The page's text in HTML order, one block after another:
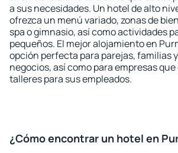
a sus necesidades. Un hotel de alto
ofrezca un menú variado, zonas de
spa o gimnasio, así como actividades
pequeños. El mejor alojamiento en
opción perfecta para parejas, familias
negocios, así como para empresas
talleres para sus empleados.
¿Cómo encontrar un hotel en